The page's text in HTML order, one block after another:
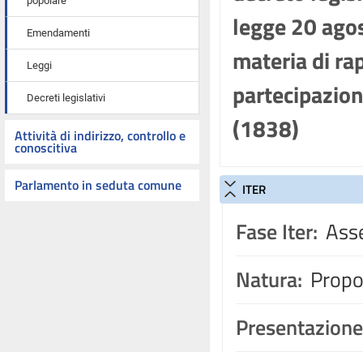
Emendamenti
Leggi
Decreti legislativi
Attività di indirizzo, controllo e
conoscitiva
Parlamento in seduta comune
legge 20
materia di
(1838)
ITER
Fase Iter:
Natura: